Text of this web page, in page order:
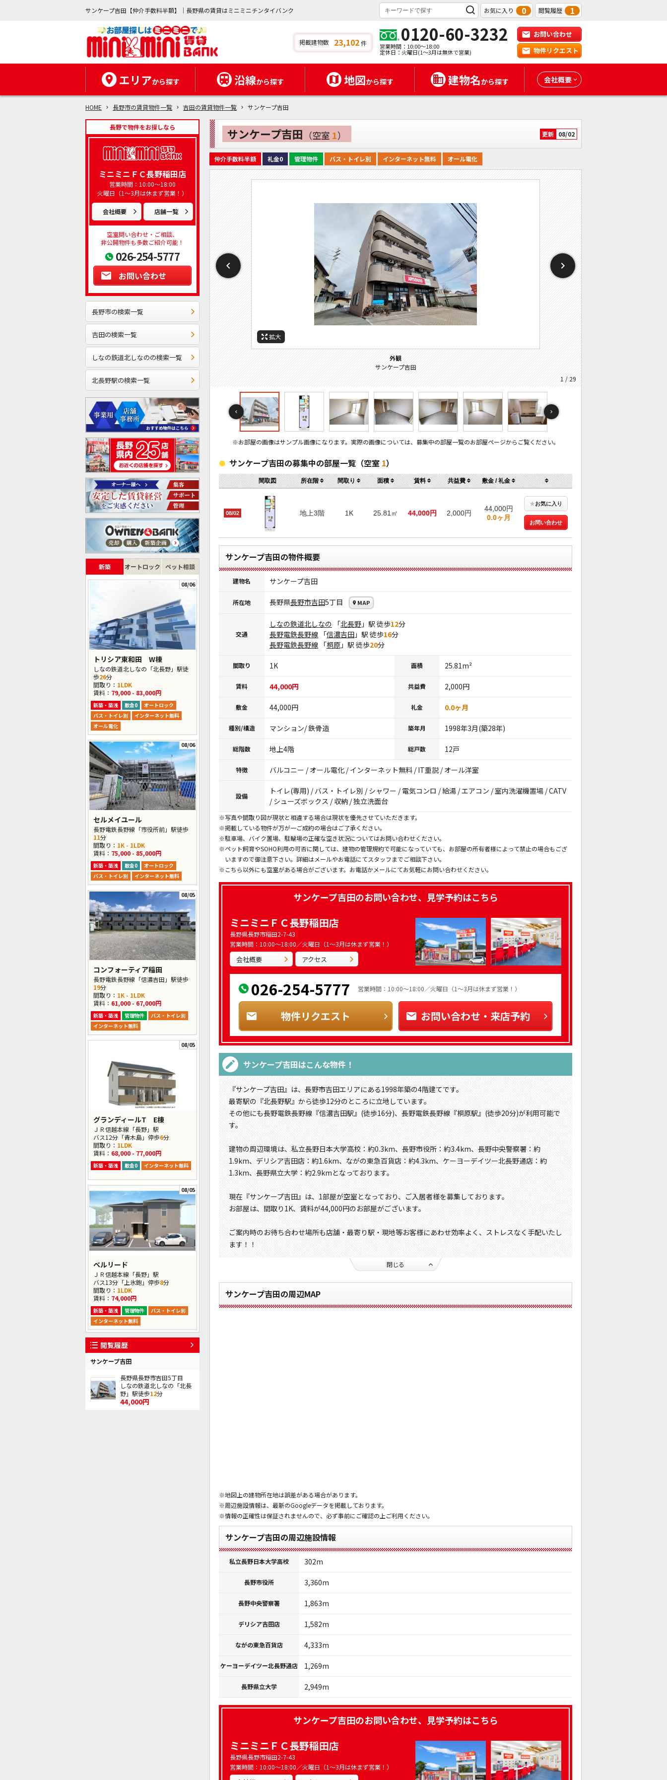
サンケープ吉田【仲介手数料半額】｜長野県の賃貸はミニミニチンタイバンク お気に入り 0 閲覧履歴 1
掲載建物数 23,102件 0120-60-3232
営業時間：10:00～18:00
定休日：火曜日(1～3月は無休で営業)
お問い合わせ
物件リクエスト
エリアから探す 沿線から探す 地図から探す 建物名から探す 会社概要
HOME 長野市の賃貸物件一覧 吉田の賃貸物件一覧 サンケープ吉田
長野で物件をお探しなら
ミニミニＦＣ長野稲田店
営業時間：10:00～18:00
火曜日（1～3月は休まず営業！）
会社概要 店舗一覧
空室問い合わせ・ご相談、
非公開物件も多数ご紹介可能！
026-254-5777
お問い合わせ
長野市の検索一覧
吉田の検索一覧
しなの鉄道北しなのの検索一覧
北長野駅の検索一覧
新築 オートロック ペット相談
08/06
トリシア東和田 W棟
しなの鉄道北しなの「北長野」駅徒
歩26分
間取り： 1LDK
賃料： 79,000 - 83,000円
新築・築浅 敷金0
オートロック
バス・トイレ別
インターネット無料
オール電化
08/06
セルメイユール
長野電鉄長野線「市役所前」駅徒歩
11分
間取り： 1K - 1LDK
賃料： 75,000 - 85,000円
新築・築浅 敷金0
オートロック
バス・トイレ別
インターネット無料
08/05
コンフォーティア稲田
長野電鉄長野線「信濃吉田」駅徒歩
19分
間取り： 1K - 1LDK
賃料： 61,000 - 67,000円
新築・築浅 管理物件
バス・トイレ別
インターネット無料
08/05
グランディールT E棟
ＪＲ信越本線「長野」駅
バス12分「青木島」停歩6分
間取り： 1LDK
賃料： 68,000 - 77,000円
新築・築浅 敷金0 インターネット無料
08/05
ベルリード
ＪＲ信越本線「長野」駅
バス13分「上氷鉋」停歩8分
間取り： 1LDK
賃料： 74,000円
新築・築浅 管理物件
バス・トイレ別
インターネット無料
閲覧履歴
サンケープ吉田
長野県長野市吉田5丁目
しなの鉄道北しなの「北長
野」駅徒歩12分
44,000円
サンケープ吉田 （空室 1） 更新 08/02
仲介手数料半額 礼金0 管理物件 バス・トイレ別 インターネット無料 オール電化
拡大
外観
サンケープ吉田
1 / 29
拡大
間取
間取り
拡大
居間
拡大
居間
拡大
居間
拡大
居間
拡大
キッチン
洗濯機は設備ではありません。
拡大
キッチン
拡大
キッチン
キッチン下収納
拡大
キッチン
拡大
寝室
拡大
風呂
拡大
風呂
拡大
トイレ
拡大
収納
拡大
洗面
拡大
バルコニー
拡大
設備
エアコン
拡大
玄関
拡大
玄関
シューズボックス
拡大
その他画像
洗濯機は設備ではありません。
拡大
セキュリティ
拡大
セキュリティ
拡大
周辺施設：ホームセンター
拡大
周辺施設：ショッピングセンター
拡大
周辺施設：スーパー
拡大
周辺施設：警察署・交番
拡大
周辺施設：役所
拡大
周辺施設：高校・高専
※お部屋の画像はサンプル画像になります。実際の画像については、募集中の部屋一覧のお部屋ページからご覧ください。
サンケープ吉田の募集中の部屋一覧（空室 1）
間取図 所在階 間取り 面積 賃料 共益費 敷金 / 礼金
08/02 地上3階 1K 25.81㎡ 44,000円 2,000円
44,000円
0.0ヶ月
★お気に入り
お問い合わせ
サンケープ吉田の物件概要
建物名 サンケープ吉田
所在地 長野県長野市吉田5丁目 MAP
交通
しなの鉄道北しなの 「北長野 」駅 徒歩12分
長野電鉄長野線 「信濃吉田 」駅 徒歩16分
長野電鉄長野線 「桐原 」駅 徒歩20分
間取り 1K 面積 25.81m²
賃料 44,000円 共益費 2,000円
敷金 44,000円 礼金 0.0ヶ月
種別/構造 マンション/ 鉄骨造 築年月 1998年3月(築28年)
総階数 地上4階 総戸数 12戸
特徴 バルコニー / オール電化 / インターネット無料 / IT重説 / オール洋室
設備
トイレ(専用) / バス・トイレ別 / シャワー / 電気コンロ / 給湯 / エアコン / 室内洗濯機置場 / CATV
/ シューズボックス / 収納 / 独立洗面台
※写真や間取り図が現状と相違する場合は現状を優先させていただきます。
※掲載している物件が万が一ご成約の場合はご了承ください。
※駐車場、バイク置場、駐輪場の正確な空き状況についてはお問い合わせください。
※ペット飼育やSOHO利用の可否に関しては、建物の管理規約で可能になっていても、お部屋の所有者様によって禁止の場合もござ
いますので御注意下さい。詳細はメールやお電話にてスタッフまでご相談下さい。
※こちら以外にも空室がある場合がございます。お電話かメールにてお気軽にお問い合わせください。
サンケープ吉田のお問い合わせ、見学予約はこちら
ミニミニＦＣ長野稲田店
長野県長野市稲田2-7-43
営業時間：10:00～18:00／火曜日（1～3月は休まず営業！）
会社概要 アクセス
026-254-5777 営業時間：10:00～18:00／火曜日（1～3月は休まず営業！）
物件リクエスト お問い合わせ・来店予約
サンケープ吉田はこんな物件！
『サンケープ吉田』は、長野市吉田エリアにある1998年築の4階建てです。
最寄駅の『北長野駅』から徒歩12分のところに立地しています。
その他にも長野電鉄長野線『信濃吉田駅』(徒歩16分)、長野電鉄長野線『桐原駅』(徒歩20分)が利用可能で
す。
建物の周辺環境は、私立長野日本大学高校：約0.3km、長野市役所：約3.4km、長野中央警察署：約
1.9km、デリシア吉田店：約1.6km、ながの東急百貨店：約4.3km、ケーヨーデイツー北長野通店：約
1.3km、長野県立大学：約2.9kmとなっております。
現在『サンケープ吉田』は、1部屋が空室となっており、ご入居者様を募集しております。
お部屋は、間取り1K、賃料が44,000円のお部屋がございます。
ご案内時のお待ち合わせ場所も店舗・最寄り駅・現地等お客様にあわせ効率よく、ストレスなく手配いたし
ます！！
閉じる
サンケープ吉田の周辺MAP
※地図上の建物所在地は誤差がある場合があります。
※周辺施設情報は、最新のGoogleデータを掲載しております。
※情報の正確性は保証されませんので、必ず事前にご確認の上ご利用ください。
サンケープ吉田の周辺施設情報
私立長野日本大学高校 302m
長野市役所 3,360m
長野中央警察署 1,863m
デリシア吉田店 1,582m
ながの東急百貨店 4,333m
ケーヨーデイツー北長野通店 1,269m
長野県立大学 2,949m
サンケープ吉田のお問い合わせ、見学予約はこちら
ミニミニＦＣ長野稲田店
長野県長野市稲田2-7-43
営業時間：10:00～18:00／火曜日（1～3月は休まず営業！）